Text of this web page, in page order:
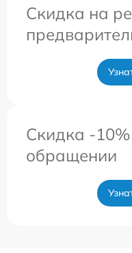
Скидка на
Скидка -
обращении